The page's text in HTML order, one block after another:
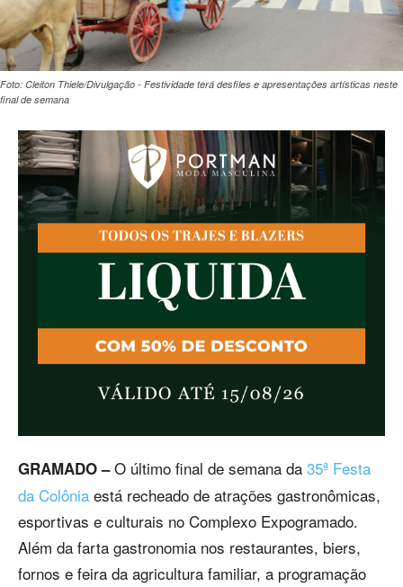
Foto: Cleiton Thiele/Divulgação - Festividade terá desfiles e apresentações artísticas neste
final de semana
GRAMADO –O último final de semana da 35ª Festa
da Colônia está recheado de atrações gastronômicas,
esportivas e culturais no Complexo Expogramado.
Além da farta gastronomia nos restaurantes, biers,
fornos e feira da agricultura familiar, a programação